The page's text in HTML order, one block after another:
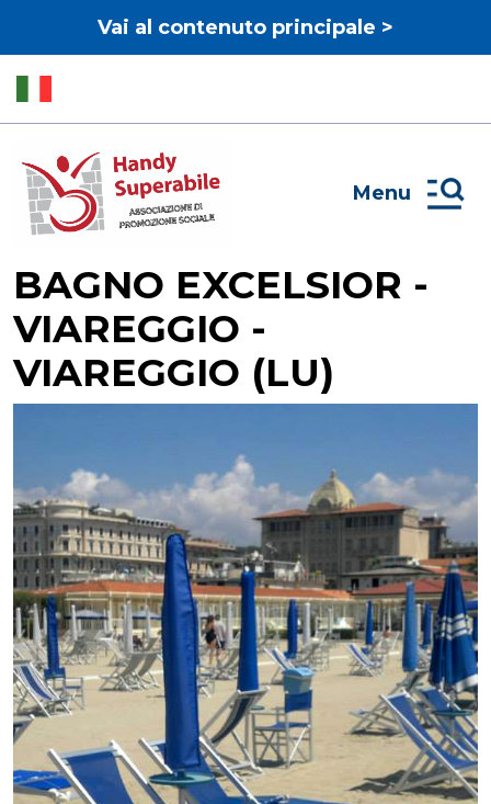
Vai al contenuto principale >
Menu
BAGNO EXCELSIOR -
VIAREGGIO -
VIAREGGIO (LU)